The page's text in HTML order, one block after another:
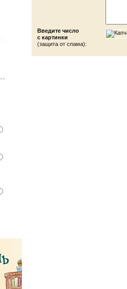
Введите число
с картинки
(защита от спама):